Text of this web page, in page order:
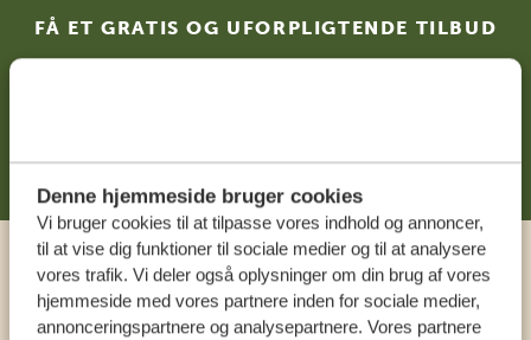
Denne hjemmeside bruger cookies
Vi bruger cookies til at tilpasse vores indhold og annoncer,
til at vise dig funktioner til sociale medier og til at analysere
vores trafik. Vi deler også oplysninger om din brug af vores
hjemmeside med vores partnere inden for sociale medier,
annonceringspartnere og analysepartnere. Vores partnere
FÅ ET GRATIS OG UFORPLIGTENDE TILBUD
Ring til en ekspert